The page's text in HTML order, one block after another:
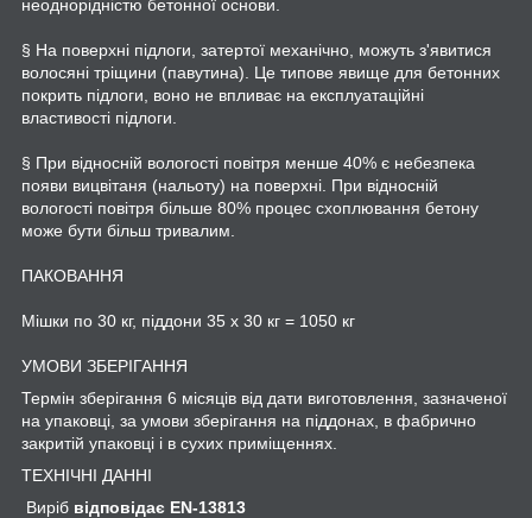
неоднорідністю бетонної основи.
§ На поверхні підлоги, затертої механічно, можуть з'явитися
волосяні тріщини (павутина). Це типове явище для бетонних
покрить підлоги, воно не впливає на експлуатаційні
властивості підлоги.
§ При відносній вологості повітря менше 40% є небезпека
появи вицвітаня (нальоту) на поверхні. При відносній
вологості повітря більше 80% процес схоплювання бетону
може бути більш тривалим.
ПАКОВАННЯ
Мішки по 30 кг, піддони 35 x 30 кг = 1050 кг
УМОВИ ЗБЕРІГАННЯ
Термін зберігання 6 місяців від дати виготовлення, зазначеної
на упаковці, за умови зберігання на піддонах, в фабрично
закритій упаковці і в сухих приміщеннях.
ТЕХНІЧНІ ДАННІ
Виріб відповідає EN-13813